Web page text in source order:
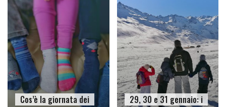
Cos’è la giornata dei
29, 30 e 31 gennaio: i